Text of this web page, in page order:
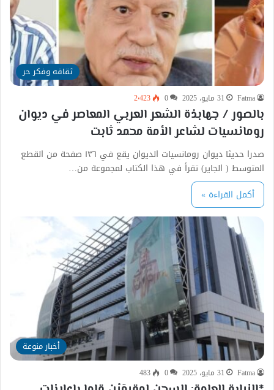
ثقافه وفكر حر
Fatma 31 مايو، 2025 0 2٬423
بالصور / جهابذة الشعر العربي المعاصر في ديوان
رومانسيات لشاعر الأمة محمد ثابت
صدرا حديثا ديوان رومانسيات الديوان يقع في ١٣٦ صفحة من القطع
المتوسط ( الجاير) تقرأ في هذا الكتاب لمجموعة من…
أكمل القراءة »
أخبار منوعة
Fatma 31 مايو، 2025 0
483